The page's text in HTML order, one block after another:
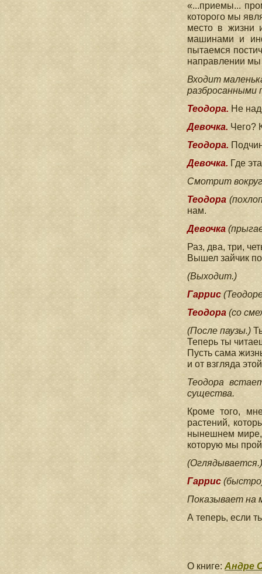
«...приемы...
которого мы
место в жизни
машинами и
пытаемся
направлении
Входит
разбросанными
Теодора. Не
Девочка. Чего?
Теодора.
Девочка. Где
Смотрит
Теодора
нам.
Девочка
Раз, два, три,
Вышел зайчик
(Выходит.)
Гаррис
Теодора (со
(После паузы.)
Теперь ты
Пусть сама
и от взгляда
Теодора
существа.
Кроме того,
растений,
нынешнем мире,
которую мы
(Оглядывается.)
Гаррис
Показывает на
А теперь, если
О книге: Андре